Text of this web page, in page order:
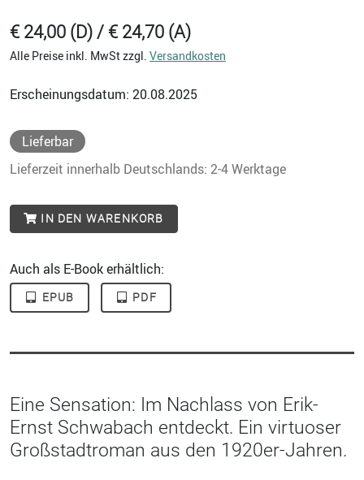
€ 24,00 (D) / € 24,70 (A)
Alle Preise inkl. MwSt zzgl. Versandkosten
Erscheinungsdatum: 20.08.2025
Lieferbar
Lieferzeit innerhalb Deutschlands: 2-4 Werktage
IN DEN WARENKORB
Auch als E-Book erhältlich:
EPUB PDF
Eine Sensation: Im Nachlass von Erik-
Ernst Schwabach entdeckt. Ein virtuoser
Großstadtroman aus den 1920er-Jahren.